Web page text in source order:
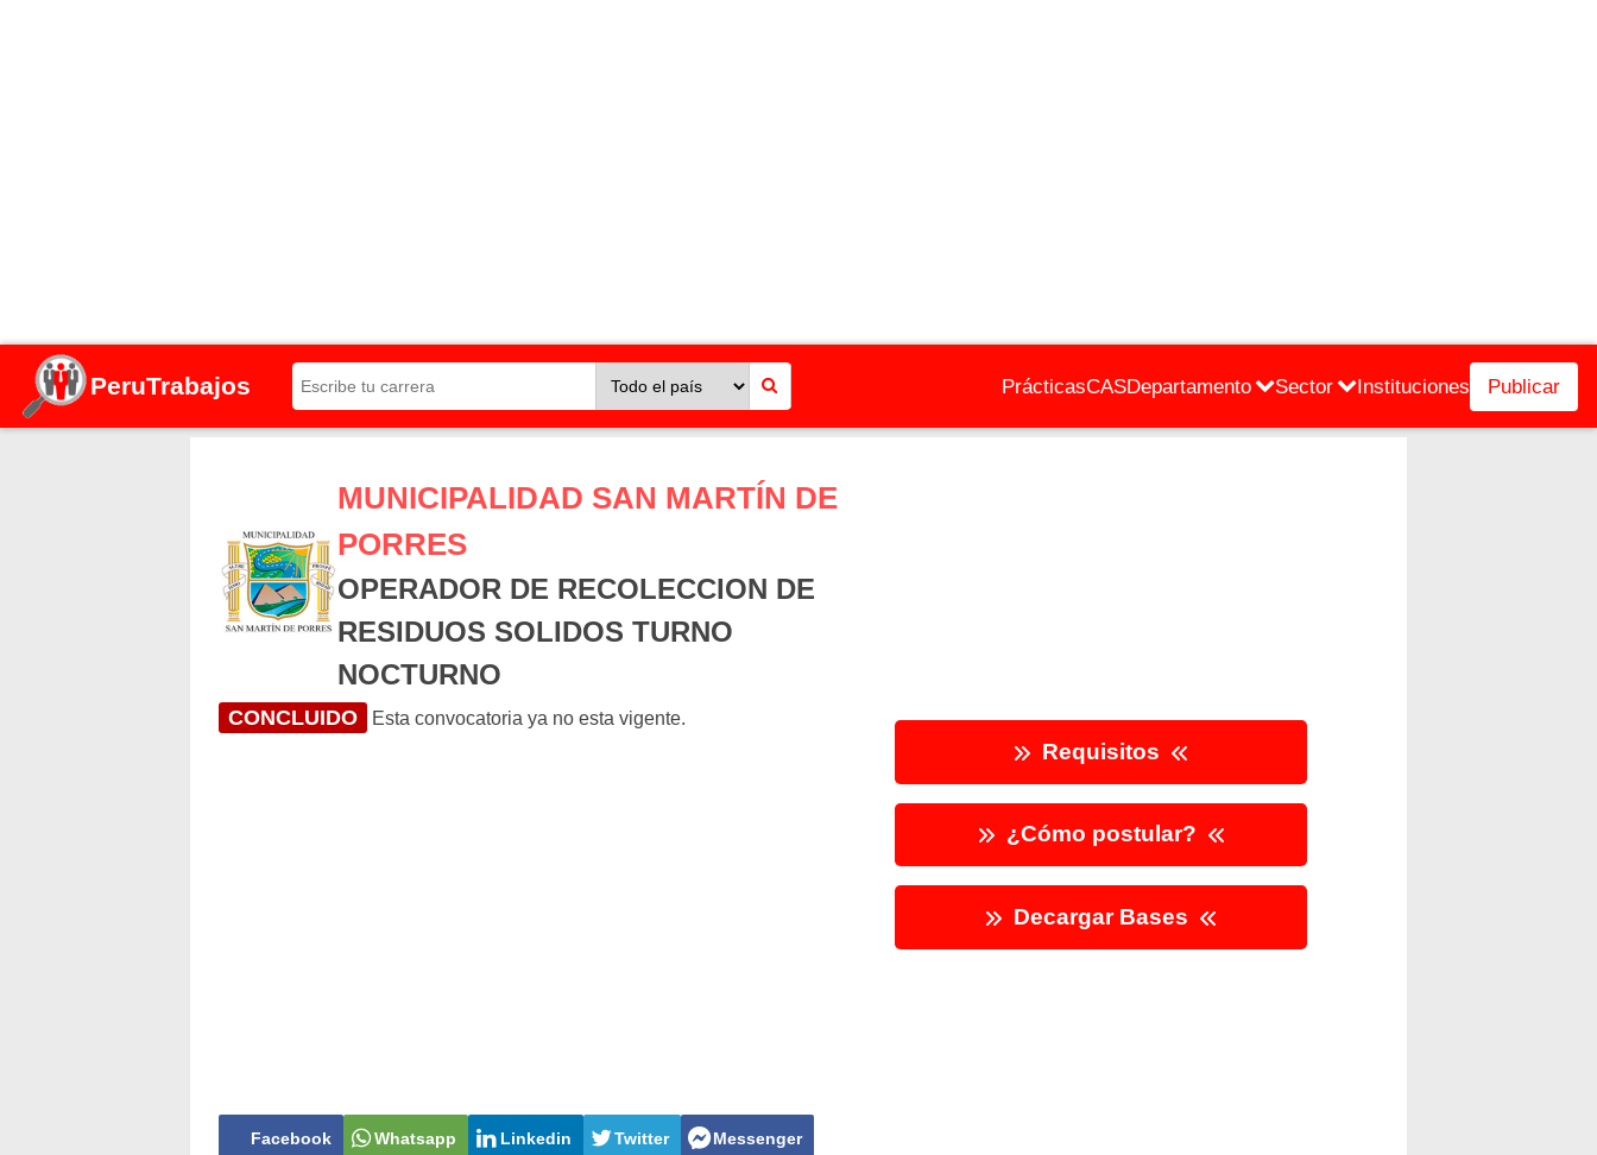
PeruTrabajos PrácticasCASDepartamento Sector Instituciones Publicar
MUNICIPALIDAD SAN MARTÍN DE
PORRES
OPERADOR DE RECOLECCION DE
RESIDUOS SOLIDOS TURNO
NOCTURNO
CONCLUIDO Esta convocatoria ya no esta vigente.
Facebook Whatsapp Linkedin Twitter Messenger
Requisitos
¿Cómo postular?
Decargar Bases